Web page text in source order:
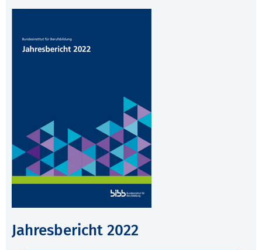
Jahresbericht 2022